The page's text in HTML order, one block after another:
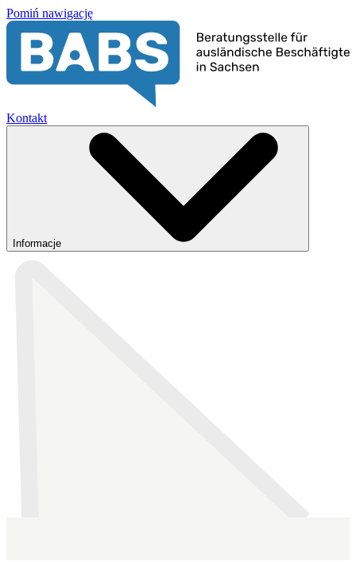
Pomiń nawigację
Kontakt
Informacje